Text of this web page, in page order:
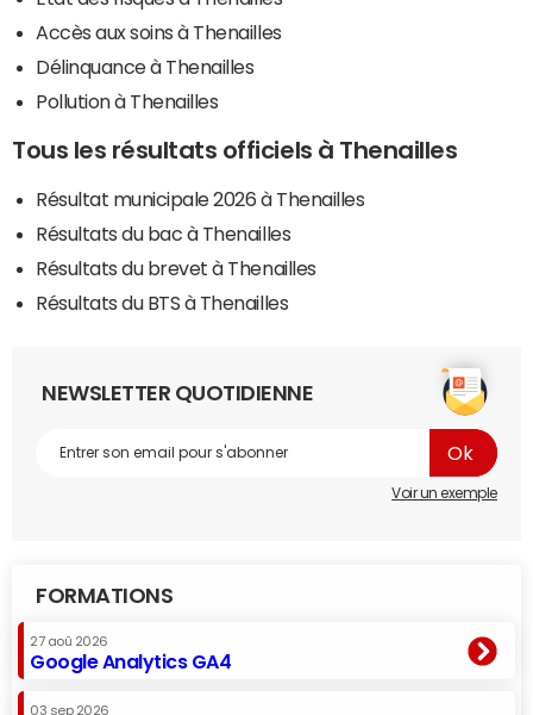
Accès aux soins à Thenailles
Délinquance à Thenailles
Pollution à Thenailles
Tous les résultats officiels à Thenailles
Résultat municipale 2026 à Thenailles
Résultats du bac à Thenailles
Résultats du brevet à Thenailles
Résultats du BTS à Thenailles
NEWSLETTER QUOTIDIENNE
Voir un exemple
FORMATIONS
27 aoû 2026
Google Analytics GA4
03 sep 2026